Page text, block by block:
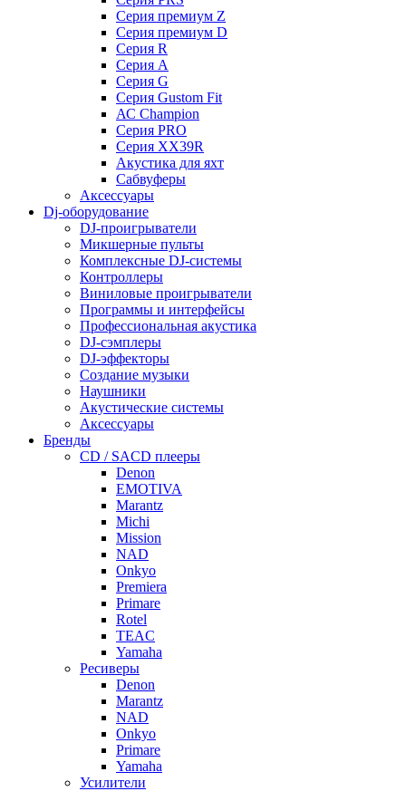
Cерия премиум Z
Cерия премиум D
Cерия R
Cерия A
Cерия G
Cерия Gustom Fit
АС Champion
Cерия PRO
Cерия XX39R
Акустика для яхт
Сабвуферы
Аксессуары
Dj-оборудование
DJ-проигрыватели
Микшерные пульты
Комплексные DJ-системы
Контроллеры
Виниловые проигрыватели
Программы и интерфейсы
Профессиональная акустика
DJ-сэмплеры
DJ-эффекторы
Создание музыки
Наушники
Акустические системы
Аксессуары
Бренды
CD / SACD плееры
Denon
EMOTIVA
Marantz
Michi
Mission
NAD
Onkyo
Premiera
Primare
Rotel
TEAC
Yamaha
Ресиверы
Denon
Marantz
NAD
Onkyo
Primare
Yamaha
Усилители